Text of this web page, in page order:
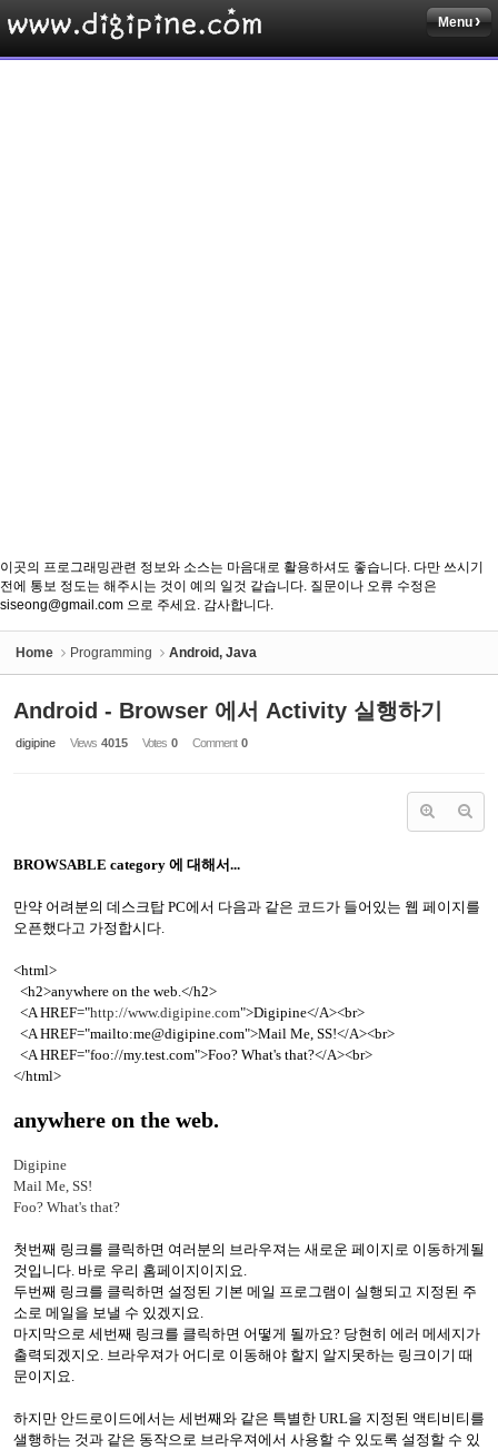
Menu
이곳의 프로그래밍관련 정보와 소스는 마음대로 활용하셔도 좋습니다. 다만 쓰시기
전에 통보 정도는 해주시는 것이 예의 일것 같습니다. 질문이나 오류 수정은
siseong@gmail.com 으로 주세요. 감사합니다.
Home Programming Android, Java
Android - Browser 에서 Activity 실행하기
digipine Views 4015 Votes 0 Comment 0
BROWSABLE category 에 대해서...
만약 어려분의 데스크탑 PC에서 다음과 같은 코드가 들어있는 웹 페이지를
오픈했다고 가정합시다.
<html>
<h2>anywhere on the web.</h2>
<A HREF="http://www.digipine.com">Digipine</A><br>
<A HREF="mailto:me@digipine.com">Mail Me, SS!</A><br>
<A HREF="foo://my.test.com">Foo? What's that?</A><br>
</html>
anywhere on the web.
Digipine
Mail Me, SS!
Foo? What's that?
첫번째 링크를 클릭하면 여러분의 브라우져는 새로운 페이지로 이동하게될
것입니다. 바로 우리 홈페이지이지요.
두번째 링크를 클릭하면 설정된 기본 메일 프로그램이 실행되고 지정된 주
소로 메일을 보낼 수 있겠지요.
마지막으로 세번째 링크를 클릭하면 어떻게 될까요? 당현히 에러 메세지가
출력되겠지오. 브라우져가 어디로 이동해야 할지 알지못하는 링크이기 때
문이지요.
하지만 안드로이드에서는 세번째와 같은 특별한 URL을 지정된 액티비티를
샐행하는 것과 같은 동작으로 브라우져에서 사용할 수 있도록 설정할 수 있
Sketchbook5, 스케치북5